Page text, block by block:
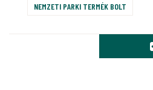
NEMZETI PARKI TERMÉK BOLT